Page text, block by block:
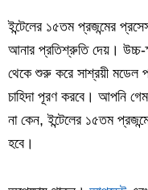
ইন্টেলের ১৫তম প্রজন্মের
আনার প্রতিশ্রুতি দেয়। উচ্চ-
থেকে শুরু করে সাশ্রয়ী মডেল
চাহিদা পূরণ করবে। আপনি
না কেন, ইন্টেলের ১৫তম
হবে।